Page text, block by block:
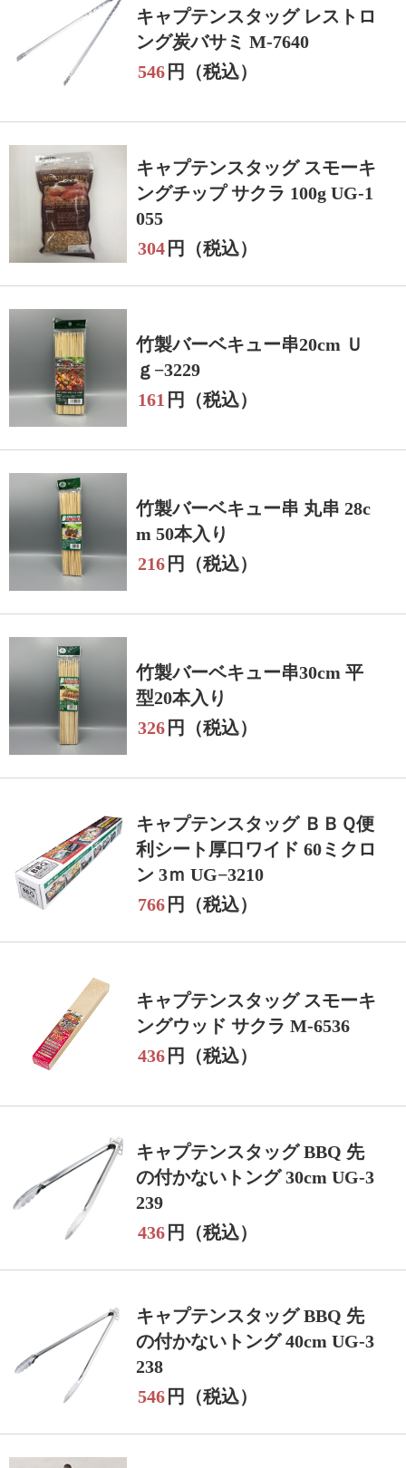
キャプテンスタッグ レストロ
ング炭バサミ M-7640
546 円（税込）
キャプテンスタッグ スモーキ
ングチップ サクラ 100g UG-1
055
304 円（税込）
竹製バーベキュー串20cm Ｕ
ｇ−3229
161 円（税込）
竹製バーベキュー串 丸串 28c
m 50本入り
216 円（税込）
竹製バーベキュー串30cm 平
型20本入り
326 円（税込）
キャプテンスタッグ ＢＢＱ便
利シート厚口ワイド 60ミクロ
ン 3ｍ UG−3210
766 円（税込）
キャプテンスタッグ スモーキ
ングウッド サクラ M-6536
436 円（税込）
キャプテンスタッグ BBQ 先
の付かないトング 30cm UG-3
239
436 円（税込）
キャプテンスタッグ BBQ 先
の付かないトング 40cm UG-3
238
546 円（税込）